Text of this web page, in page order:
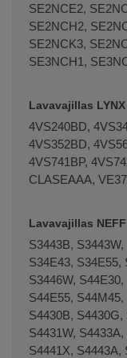
SE2NCE2,
SE2NCH2,
SE2NCK3,
SE3NCH1,
Lavavajillas LYNX
4VS240BD,
4VS352BD,
4VS741BP,
CLASEAAA,
Lavavajillas NEFF
S3443B,
S34E43, S34E55,
S3446W,
S44E55,
S4430B,
S4431W,
S4441X, S4443A,